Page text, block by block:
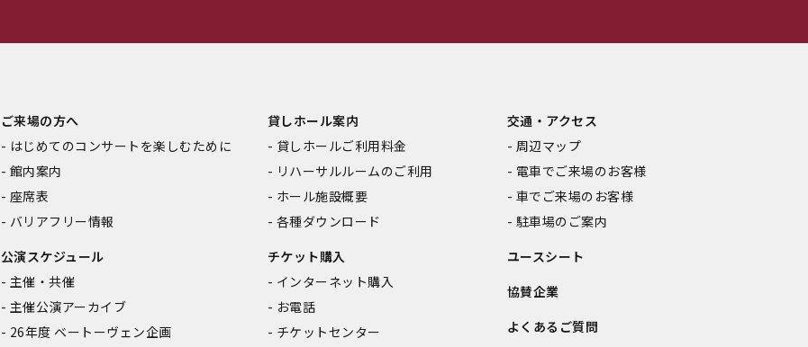
ご来場の方へ
はじめてのコンサートを楽しむために
館内案内
座席表
バリアフリー情報
公演スケジュール
主催・共催
主催公演アーカイブ
26年度 ベートーヴェン企画
貸しホール案内
貸しホールご利用料金
リハーサルルームのご利用
ホール施設概要
各種ダウンロード
チケット購入
インターネット購入
お電話
チケットセンター
交通・アクセス
周辺マップ
電車でご来場のお客様
車でご来場のお客様
駐車場のご案内
ユースシート
協賛企業
よくあるご質問